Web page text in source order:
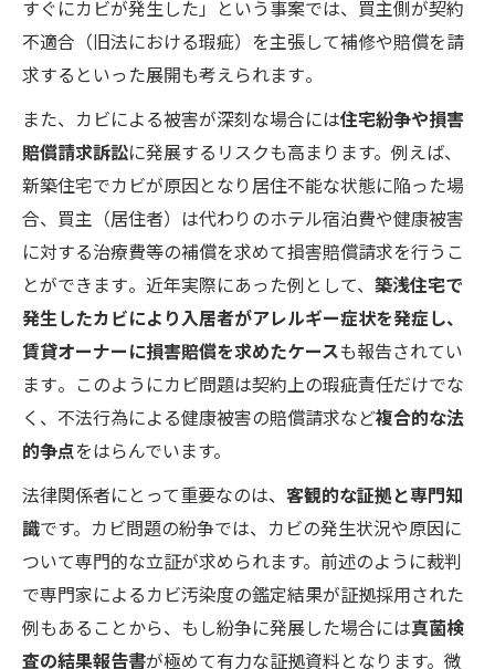
すぐにカビが発生した」という事案では、買主側が契約
不適合（旧法における瑕疵）を主張して補修や賠償を請
求するといった展開も考えられます​。
また、カビによる被害が深刻な場合には住宅紛争や損害
賠償請求訴訟に発展するリスクも高まります。例えば、
新築住宅でカビが原因となり居住不能な状態に陥った場
合、買主（居住者）は代わりのホテル宿泊費や健康被害
に対する治療費等の補償を求めて損害賠償請求を行うこ
とができます​。近年実際にあった例として、 築浅住宅で
発生したカビにより入居者がアレルギー症状を発症し、
賃貸オーナーに損害賠償を求めたケースも報告されてい
ます​。このようにカビ問題は契約上の瑕疵責任だけでな
く、不法行為による健康被害の賠償請求など複合的な法
的争点をはらんでいます。
法律関係者にとって重要なのは、 客観的な証拠と専門知
識です。カビ問題の紛争では、カビの発生状況や原因に
ついて専門的な立証が求められます。前述のように裁判
で専門家によるカビ汚染度の鑑定結果が証拠採用された
例もあることから​、もし紛争に発展した場合には真菌検
査の結果報告書が極めて有力な証拠資料となります。微